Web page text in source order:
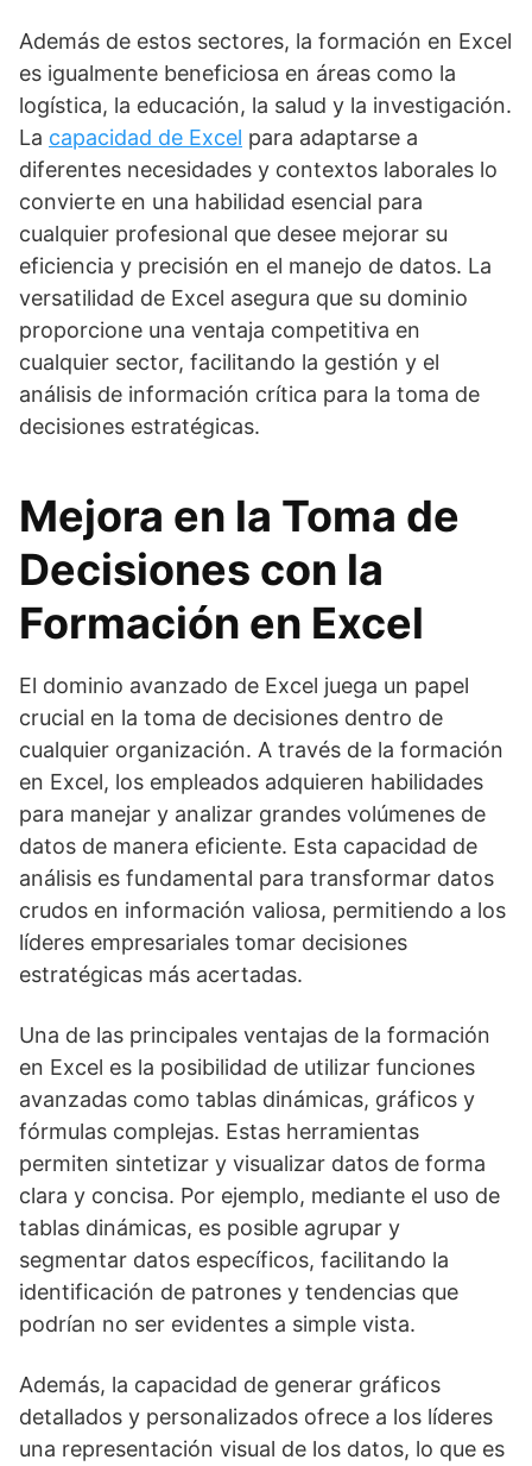
Además de estos sectores, la formación en Excel
es igualmente beneficiosa en áreas como la
logística, la educación, la salud y la investigación.
La capacidad de Excel para adaptarse a
diferentes necesidades y contextos laborales lo
convierte en una habilidad esencial para
cualquier profesional que desee mejorar su
eficiencia y precisión en el manejo de datos. La
versatilidad de Excel asegura que su dominio
proporcione una ventaja competitiva en
cualquier sector, facilitando la gestión y el
análisis de información crítica para la toma de
decisiones estratégicas.
Mejora en la Toma de
Decisiones con la
Formación en Excel
El dominio avanzado de Excel juega un papel
crucial en la toma de decisiones dentro de
cualquier organización. A través de la formación
en Excel, los empleados adquieren habilidades
para manejar y analizar grandes volúmenes de
datos de manera eficiente. Esta capacidad de
análisis es fundamental para transformar datos
crudos en información valiosa, permitiendo a los
líderes empresariales tomar decisiones
estratégicas más acertadas.
Una de las principales ventajas de la formación
en Excel es la posibilidad de utilizar funciones
avanzadas como tablas dinámicas, gráficos y
fórmulas complejas. Estas herramientas
permiten sintetizar y visualizar datos de forma
clara y concisa. Por ejemplo, mediante el uso de
tablas dinámicas, es posible agrupar y
segmentar datos específicos, facilitando la
identificación de patrones y tendencias que
podrían no ser evidentes a simple vista.
Además, la capacidad de generar gráficos
detallados y personalizados ofrece a los líderes
una representación visual de los datos, lo que es